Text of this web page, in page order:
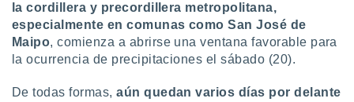
la cordillera y precordillera metropolitana,
especialmente en comunas como San José de
Maipo, comienza a abrirse una ventana favorable para
la ocurrencia de precipitaciones el sábado (20).
De todas formas,aún quedan varios días por delante